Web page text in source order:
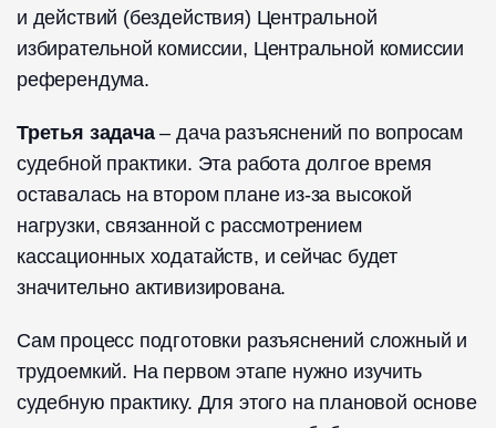
и действий (бездействия) Центральной
избирательной комиссии, Центральной комиссии
референдума.
Третья задача– дача разъяснений по вопросам
судебной практики. Эта работа долгое время
оставалась на втором плане из-за высокой
нагрузки, связанной с рассмотрением
кассационных ходатайств, и сейчас будет
значительно активизирована.
Сам процесс подготовки разъяснений сложный и
трудоемкий. На первом этапе нужно изучить
судебную практику. Для этого на плановой основе